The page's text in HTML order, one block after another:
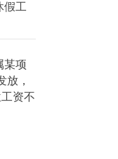
假工
某项
放，
资不